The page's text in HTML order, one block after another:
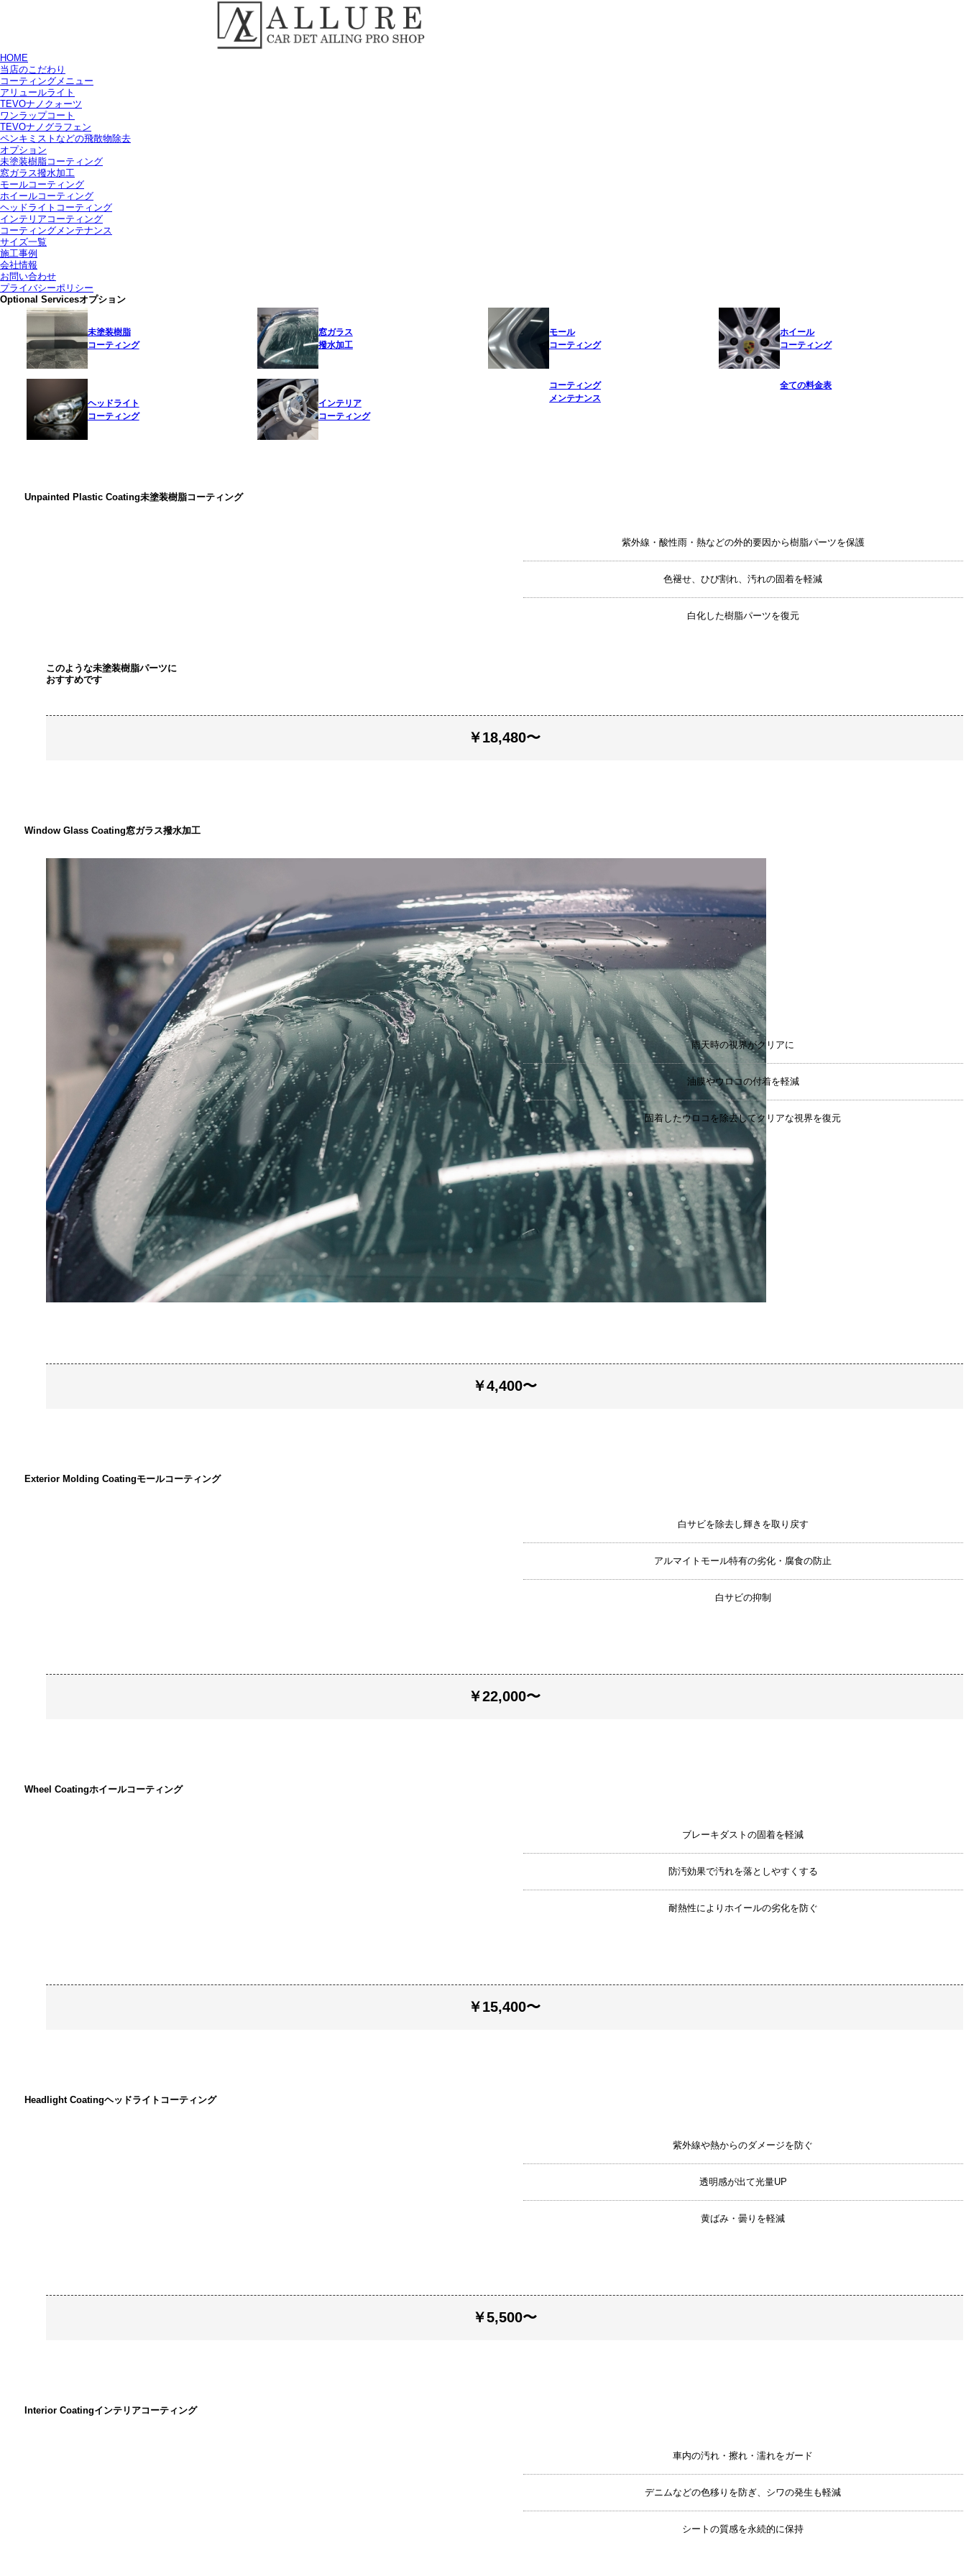
HOME
当店のこだわり
コーティングメニュー
アリュールライト
TEVOナノクォーツ
ワンラップコート
TEVOナノグラフェン
ペンキミストなどの飛散物除去
オプション
未塗装樹脂コーティング
窓ガラス撥水加工
モールコーティング
ホイールコーティング
ヘッドライトコーティング
インテリアコーティング
コーティングメンテナンス
サイズ一覧
施工事例
会社情報
お問い合わせ
プライバシーポリシー
Optional Servicesオプション
未塗装樹脂
コーティング
窓ガラス
撥水加工
モール
コーティング
ホイール
コーティング
ヘッドライト
コーティング
インテリア
コーティング
コーティング
メンテナンス
全ての料金表
Unpainted Plastic Coating未塗装樹脂コーティング
紫外線・酸性雨・熱などの外的要因から樹脂パーツを保護
色褪せ、ひび割れ、汚れの固着を軽減
白化した樹脂パーツを復元
このような未塗装樹脂パーツに
おすすめです
￥18,480〜
Window Glass Coating窓ガラス撥水加工
雨天時の視界がクリアに
油膜やウロコの付着を軽減
固着したウロコを除去してクリアな視界を復元
￥4,400〜
Exterior Molding Coatingモールコーティング
白サビを除去し輝きを取り戻す
アルマイトモール特有の劣化・腐食の防止
白サビの抑制
￥22,000〜
Wheel Coatingホイールコーティング
ブレーキダストの固着を軽減
防汚効果で汚れを落としやすくする
耐熱性によりホイールの劣化を防ぐ
￥15,400〜
Headlight Coatingヘッドライトコーティング
紫外線や熱からのダメージを防ぐ
透明感が出て光量UP
黄ばみ・曇りを軽減
￥5,500〜
Interior Coatingインテリアコーティング
車内の汚れ・擦れ・濡れをガード
デニムなどの色移りを防ぎ、シワの発生も軽減
シートの質感を永続的に保持